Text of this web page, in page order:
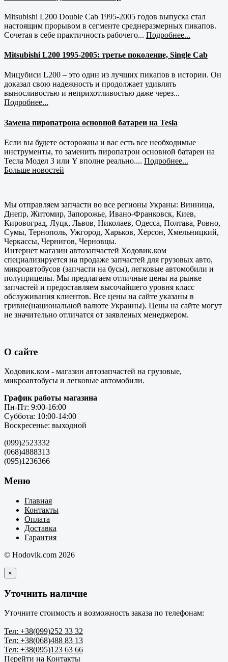
Mitsubishi L200 Double Cab 1995-2005 годов выпуска стал
настоящим прорывом в сегменте среднеразмерных пикапов.
Сочетая в себе практичность рабочего... Подробнее...
Mitsubishi L200 1995-2005: третье поколение, Single Cab
Мицубиси L200 – это один из лучших пикапов в истории. Он
доказал свою надежность и продолжает удивлять
выносливостью и неприхотливостью даже через...
Подробнее...
Замена пиропатрона основной батареи на Tesla
Если вы будете осторожны и вас есть все необходимые
инструменты, то заменить пиропатрон основной батареи на
Тесла Модел 3 или Y вполне реально.... Подробнее...
Больше новостей
Мы отправляем запчасти во все регионы Украны: Винница,
Днепр, Житомир, Запорожье, Ивано-Франковск, Киев,
Кировоград, Луцк, Львов, Николаев, Одесса, Полтава, Ровно,
Сумы, Тернополь, Ужгород, Харьков, Херсон, Хмельницкий,
Черкассы, Чернигов, Черновцы.
Интернет магазин автозапчастей Ходовик.ком
специализируется на продаже запчастей для грузовых авто,
микроавтобусов (запчасти на бусы), легковые автомобили и
полуприцепы. Мы предлагаем отличные цены на рынке
запчастей и предоставляем высочайшего уровня класс
обслуживания клиентов. Все цены на сайте указаны в
гривне(национальной валюте Украины). Цены на сайте могут
не значительно отличатся от заявленых менеджером.
О сайте
Ходовик.ком - магазин автозапчастей на грузовые,
микроавтобусы и легковые автомобили.
График работы магазина
Пн-Пт: 9:00-16:00
Суббота: 10:00-14:00
Воскресенье: выходной
(099)2523332
(068)4888313
(095)1236366
Меню
Главная
Контакты
Оплата
Доставка
Гарантия
© Hodovik.com 2026
×
Уточнить наличие
Уточните стоимость и возможность заказа по телефонам:
Тел: +38(099)252 33 32
Тел: +38(068)488 83 13
Тел: +38(095)123 63 66
Перейти на Контакты